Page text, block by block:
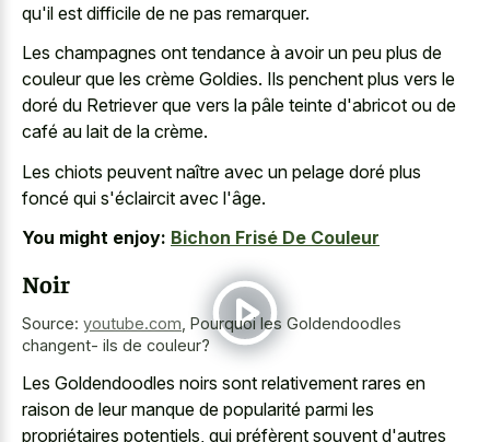
qu'il est difficile de ne pas remarquer.
Les champagnes ont tendance à avoir un peu plus de
couleur que les crème Goldies. Ils penchent plus vers le
doré du Retriever que vers la pâle teinte d'abricot ou de
café au lait de la crème.
Les chiots peuvent naître avec un pelage doré plus
foncé qui s'éclaircit avec l'âge.
You might enjoy: Bichon Frisé De Couleur
Noir
Source: youtube.com Pourquoi les Goldendoodles
changent- ils de couleur?
Les Goldendoodles noirs sont relativement rares en
raison de leur manque de popularité parmi les
propriétaires potentiels, qui préfèrent souvent d'autres